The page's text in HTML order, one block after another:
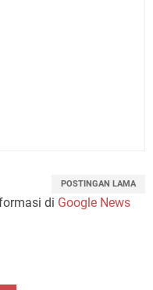
POSTINGAN LAMA
di Google News